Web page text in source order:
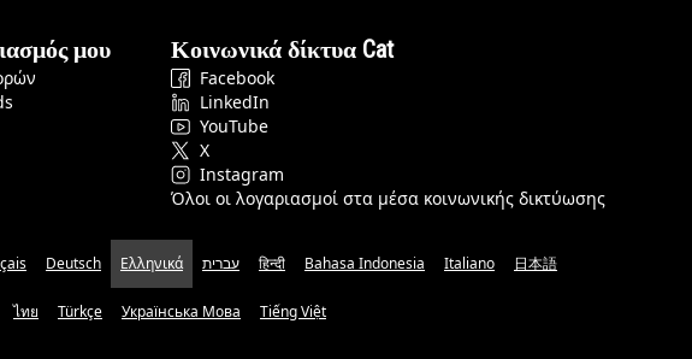
μου Κοινωνικά δίκτυα Cat
Facebook
LinkedIn
YouTube
X
Instagram
Όλοι οι λογαριασμοί στα μέσα κοινωνικής δικτύωσης
Deutsch Ελληνικά עברית हिन्दी Bahasa Indonesia Italiano 日本語
ไทย Türkçe Українська Мова Tiếng Việt